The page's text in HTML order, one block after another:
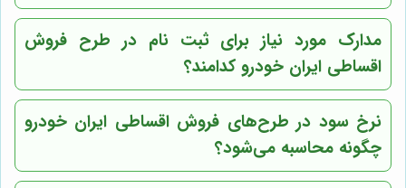
مدارک مورد نیاز برای ثبت نام در طرح فروش
اقساطی ایران خودرو کدامند؟
نرخ سود در طرح‌های فروش اقساطی ایران خودرو
چگونه محاسبه می‌شود؟